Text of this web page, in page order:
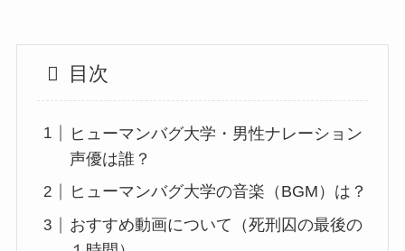
目次
ヒューマンバグ大学・男性ナレーション
声優は誰？
ヒューマンバグ大学の音楽（BGM）は？
おすすめ動画について（死刑囚の最後の